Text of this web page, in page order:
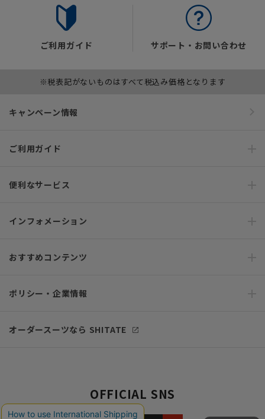
ご利用ガイド サポート・お問い合わせ
※税表記がないものはすべて税込み価格となります
キャンペーン情報
ご利用ガイド
便利なサービス
インフォメーション
おすすめコンテンツ
ポリシー・企業情報
オーダースーツなら SHITATE
OFFICIAL SNS